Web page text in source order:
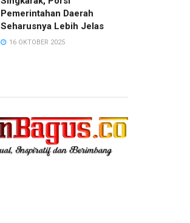
Pemerintahan Daerah
Seharusnya Lebih Jelas
16 OKTOBER 2025